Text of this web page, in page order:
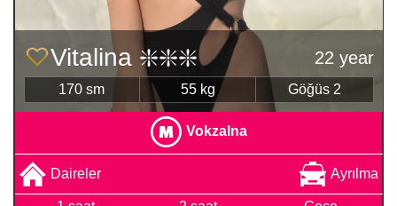
Vitalina ❇️❇️❇️ 22 year
170 sm 55 kg Göğüs 2
Vokzalna
Daireler Ayrılma